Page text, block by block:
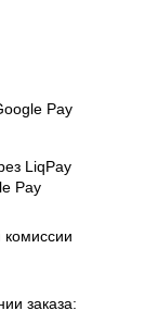
LiqPay
Pay
комиссии
заказа: